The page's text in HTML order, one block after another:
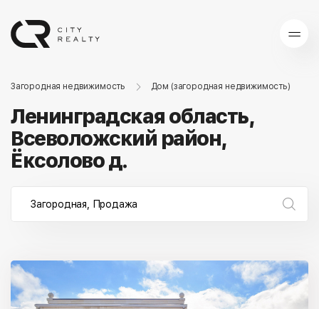
Загородная недвижимость Дом (загородная недвижимость)
Ленинградская область,
Всеволожский район,
Ёксолово д.
Загородная, Продажа